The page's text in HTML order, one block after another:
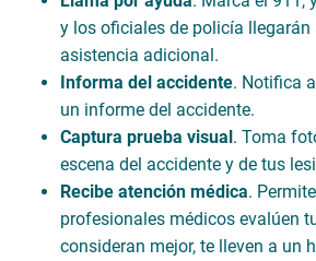
y los oficiales de policía
asistencia adicional.
Informa del accidente. Notifica
un informe del accidente.
Captura prueba visual. Toma
escena del accidente y de tus
Recibe atención médica.
profesionales médicos evalúen
consideran mejor, te lleven a un